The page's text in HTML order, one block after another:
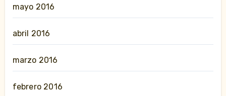
mayo 2016
abril 2016
marzo 2016
febrero 2016